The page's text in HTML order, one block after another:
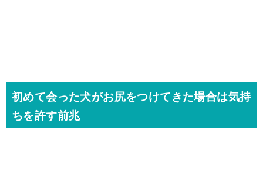
初めて会った犬がお尻をつけてきた場合は気持
ちを許す前兆